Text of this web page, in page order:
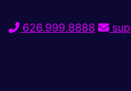
626.999.8888